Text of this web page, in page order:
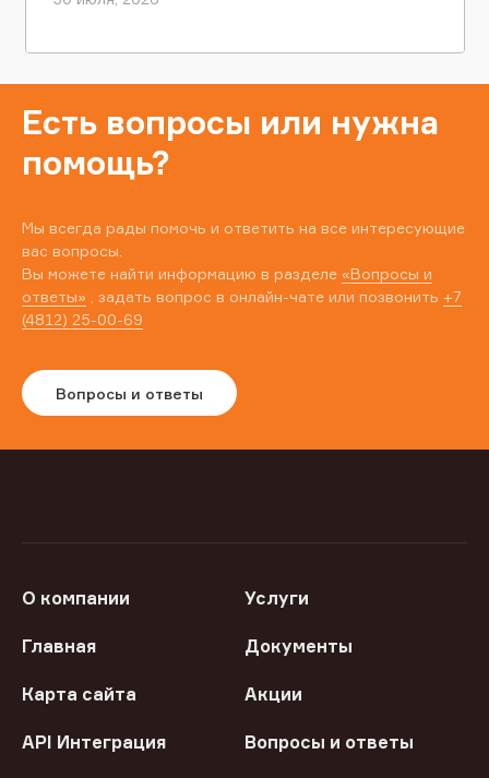
Есть вопросы или нужна
помощь?
Мы всегда рады помочь и ответить на все интересующие
вас вопросы.
Вы можете найти информацию в разделе «Вопросы и
ответы» , задать вопрос в онлайн-чате или позвонить +7
(4812) 25-00-69
Вопросы и ответы
О компании Услуги
Главная Документы
Карта сайта Акции
API Интеграция Вопросы и ответы